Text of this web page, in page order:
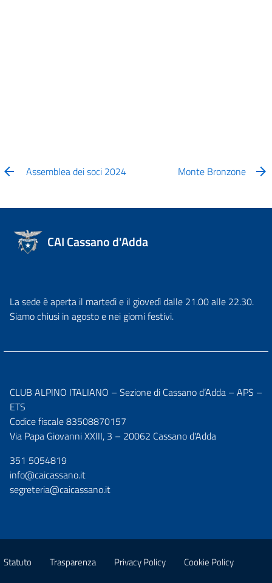
Assemblea dei soci 2024 Monte Bronzone
CAI Cassano d'Adda
La sede è aperta il martedì e il giovedì dalle 21.00 alle 22.30.
Siamo chiusi in agosto e nei giorni festivi.
CLUB ALPINO ITALIANO – Sezione di Cassano d’Adda – APS –
ETS
Codice fiscale 83508870157
Via Papa Giovanni XXIII, 3 – 20062 Cassano d'Adda
351 5054819
info@caicassano.it
segreteria@caicassano.it
Statuto Trasparenza Privacy Policy Cookie Policy